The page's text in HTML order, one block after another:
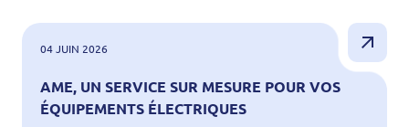
04 JUIN 2026
AME, UN SERVICE SUR MESURE POUR VOS
ÉQUIPEMENTS ÉLECTRIQUES